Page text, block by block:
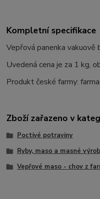
Kompletní specifikace
Vepřová panenka vakuově
Uvedená cena je za 1 kg,
Produkt české farmy:
Zboží zařazeno v
Poctivé potraviny
Ryby, maso a masné
Vepřové maso - chov z